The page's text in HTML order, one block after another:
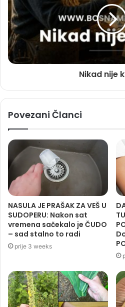
Nikad nije
Povezani Članci
NASULA JE PRAŠAK ZA VEŠ U
SUDOPERU: Nakon sat
vremena sačekalo je ČUDO
– sad stalno to radi
prije 3 weeks